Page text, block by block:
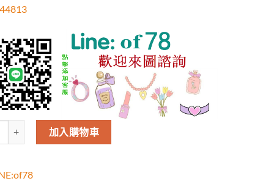
威登/LV Multi Pochette Accessories 手袋以 Monogram 帆佈構築三件
加入購物車